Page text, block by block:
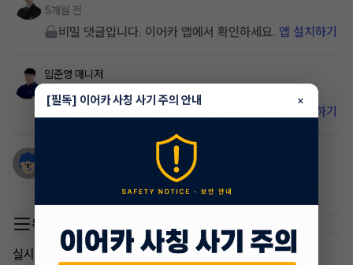
5개월 전
비밀 댓글입니다. 이어카 앱에서 확인하세요. 앱 설치하기
임준영 매니저
비밀 댓글입니다. 이어카 앱에서 확인하세요. 앱 설치하기
xman934 연락주세요
목록 이동
실시간 인기글
[필독] 이어카 사칭 사기 주의 안내 ×